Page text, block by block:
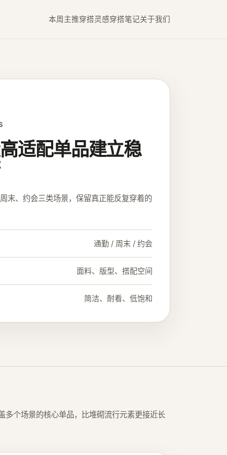
本周主推穿搭灵感穿搭笔记关于我们
适配单品建立稳
末、约会三类场景，保留真正能反复穿着的
通勤 / 周末 / 约会
面料、版型、搭配空间
简洁、耐看、低饱和
多个场景的核心单品，比堆砌流行元素更接近长